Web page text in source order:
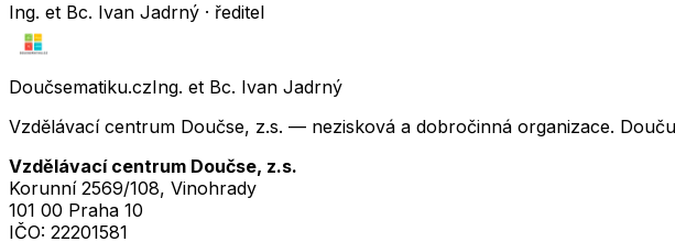
Ing. et Bc. Ivan Jadrný · ředitel
Doučsematiku.czIng. et Bc. Ivan Jadrný
Vzdělávací centrum Doučse, z.s. — nezisková a dobročinná organizace.
Vzdělávací centrum Doučse, z.s.
Korunní 2569/108, Vinohrady
101 00 Praha 10
IČO: 22201581